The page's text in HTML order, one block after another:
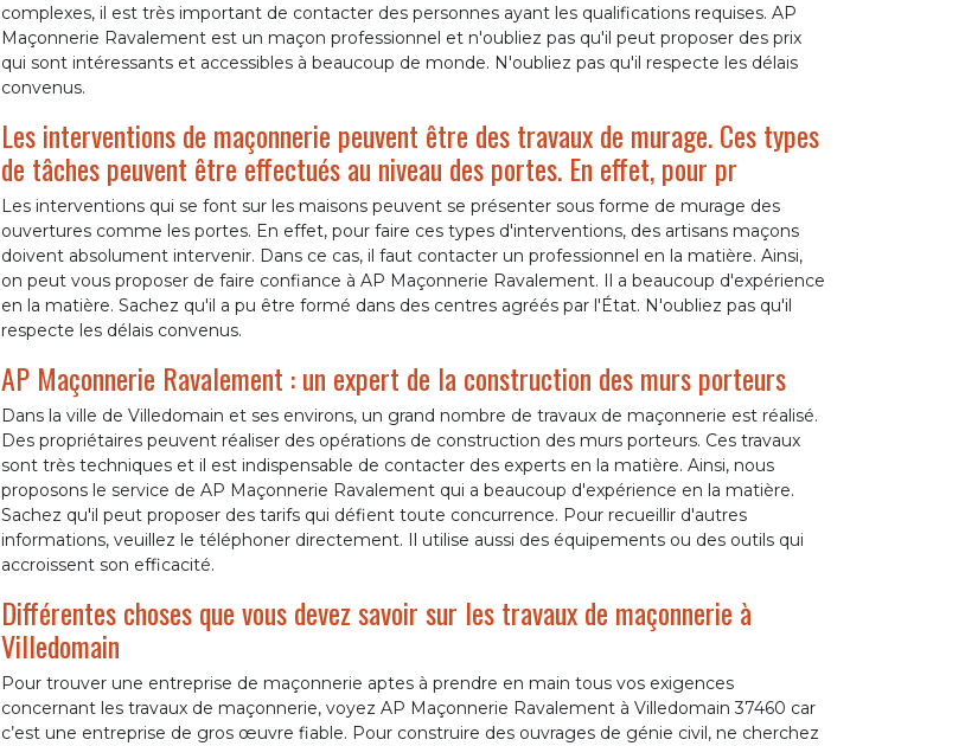
complexes, il est très important de contacter des personnes ayant les qualifications requises. AP
Maçonnerie Ravalement est un maçon professionnel et n'oubliez pas qu'il peut proposer des prix
qui sont intéressants et accessibles à beaucoup de monde. N'oubliez pas qu'il respecte les délais
convenus.
Les interventions de maçonnerie peuvent être des travaux de murage. Ces types
de tâches peuvent être effectués au niveau des portes. En effet, pour pr
Les interventions qui se font sur les maisons peuvent se présenter sous forme de murage des
ouvertures comme les portes. En effet, pour faire ces types d'interventions, des artisans maçons
doivent absolument intervenir. Dans ce cas, il faut contacter un professionnel en la matière. Ainsi,
on peut vous proposer de faire confiance à AP Maçonnerie Ravalement. Il a beaucoup d'expérience
en la matière. Sachez qu'il a pu être formé dans des centres agréés par l'État. N'oubliez pas qu'il
respecte les délais convenus.
AP Maçonnerie Ravalement : un expert de la construction des murs porteurs
Dans la ville de Villedomain et ses environs, un grand nombre de travaux de maçonnerie est réalisé.
Des propriétaires peuvent réaliser des opérations de construction des murs porteurs. Ces travaux
sont très techniques et il est indispensable de contacter des experts en la matière. Ainsi, nous
proposons le service de AP Maçonnerie Ravalement qui a beaucoup d'expérience en la matière.
Sachez qu'il peut proposer des tarifs qui défient toute concurrence. Pour recueillir d'autres
informations, veuillez le téléphoner directement. Il utilise aussi des équipements ou des outils qui
accroissent son efficacité.
Différentes choses que vous devez savoir sur les travaux de maçonnerie à
Villedomain
Pour trouver une entreprise de maçonnerie aptes à prendre en main tous vos exigences
concernant les travaux de maçonnerie, voyez AP Maçonnerie Ravalement à Villedomain 37460 car
c’est une entreprise de gros œuvre fiable. Pour construire des ouvrages de génie civil, ne cherchez